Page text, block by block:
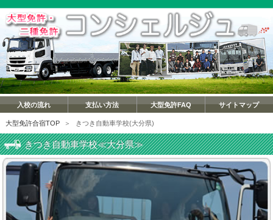
入校の流れ 支払い方法 大型免許FAQ サイトマップ
大型免許合宿TOP ＞ きつき自動車学校(大分県)
きつき自動車学校≪大分県≫